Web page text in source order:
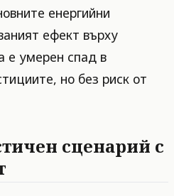
енергийни
ефект върху
е умерен спад в
но без риск от
сценарий с